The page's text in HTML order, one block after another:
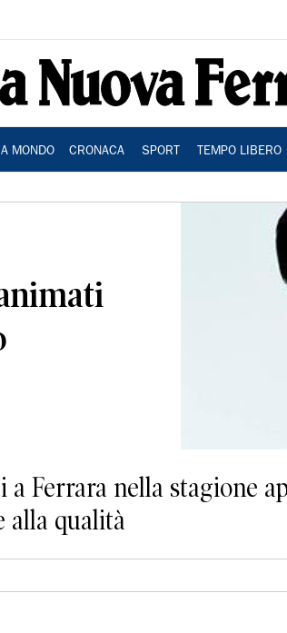
MONDO CRONACA SPORT TEMPO LIBERO
Ferrara nella stagione
alla qualità